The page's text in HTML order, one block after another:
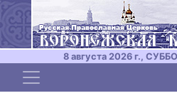
8 августа 2026 г.,
Toggle navigation